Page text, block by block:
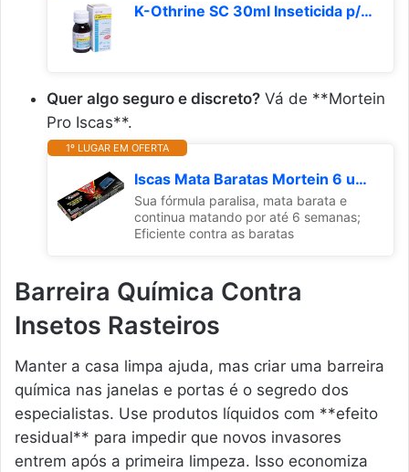
K-Othrine SC 30ml Inseticida p/matar barata, formiga, mosca
Quer algo seguro e discreto? Vá de **Mortein
Pro Iscas**.
1º LUGAR EM OFERTA
Iscas Mata Baratas Mortein 6 unidades
Sua fórmula paralisa, mata barata e
continua matando por até 6 semanas;
Eficiente contra as baratas
Barreira Química Contra
Insetos Rasteiros
Manter a casa limpa ajuda, mas criar uma barreira
química nas janelas e portas é o segredo dos
especialistas. Use produtos líquidos com **efeito
residual** para impedir que novos invasores
entrem após a primeira limpeza. Isso economiza